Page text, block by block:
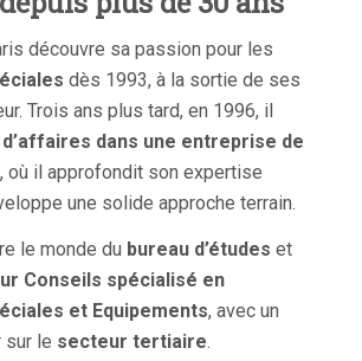
découvre sa passion pour les
dès 1993, à la sortie de ses
Trois ans plus tard, en 1996, il
dans une entreprise de
, où il approfondit son expertise
une solide approche terrain.
le monde du bureau d’études et
Conseils spécialisé en
et Equipements, avec un
sur le secteur tertiaire.